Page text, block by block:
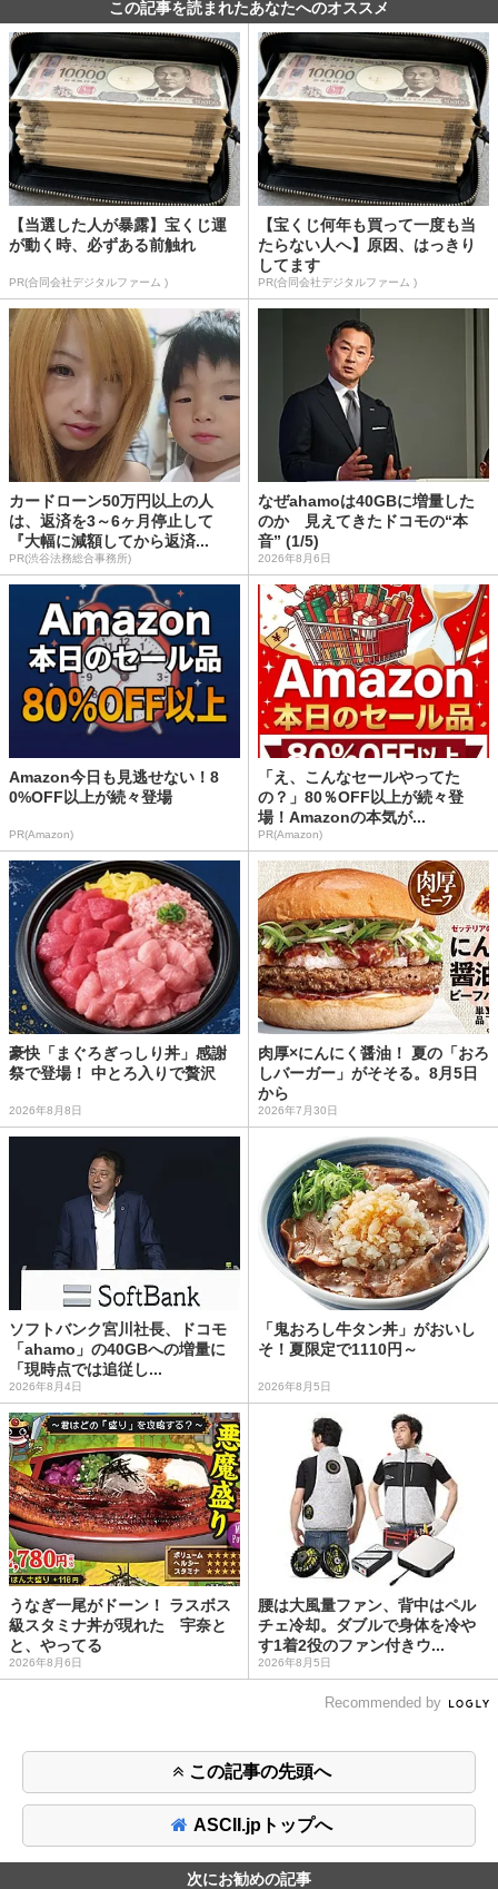
この記事を読まれたあなたへのオススメ
【当選した人が暴露】宝くじ運
が動く時、必ずある前触れ
PR(合同会社デジタルファーム )
【宝くじ何年も買って一度も当
たらない人へ】原因、はっきり
してます
PR(合同会社デジタルファーム )
カードローン50万円以上の人
は、返済を3～6ヶ月停止して
『大幅に減額してから返済...
PR(渋谷法務総合事務所)
なぜahamoは40GBに増量した
のか 見えてきたドコモの“本
音” (1/5)
2026年8月6日
Amazon今日も見逃せない！8
0%OFF以上が続々登場
PR(Amazon)
「え、こんなセールやってた
の？」80％OFF以上が続々登
場！Amazonの本気が...
PR(Amazon)
豪快「まぐろぎっしり丼」感謝
祭で登場！ 中とろ入りで贅沢
2026年8月8日
肉厚×にんにく醤油！ 夏の「おろ
しバーガー」がそそる。8月5日
から
2026年7月30日
ソフトバンク宮川社長、ドコモ
「ahamo」の40GBへの増量に
「現時点では追従し...
2026年8月4日
「鬼おろし牛タン丼」がおいし
そ！夏限定で1110円～
2026年8月5日
うなぎ一尾がドーン！ ラスボス
級スタミナ丼が現れた 宇奈と
と、やってる
2026年8月6日
腰は大風量ファン、背中はペル
チェ冷却。ダブルで身体を冷や
す1着2役のファン付きウ...
2026年8月5日
Recommended by
この記事の先頭へ
ASCII.jpトップへ
次にお勧めの記事